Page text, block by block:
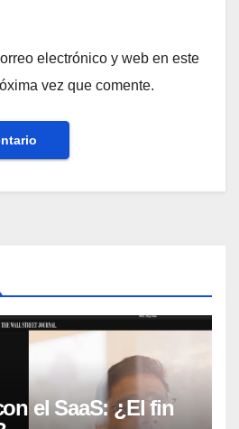
electrónico y web en este
vez que comente.
el SaaS: ¿El fin